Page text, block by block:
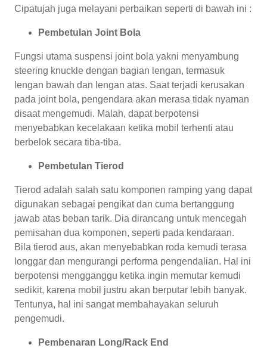
Cipatujah juga melayani perbaikan seperti di bawah ini :
Pembetulan Joint Bola
Fungsi utama suspensi joint bola yakni menyambung
steering knuckle dengan bagian lengan, termasuk
lengan bawah dan lengan atas. Saat terjadi kerusakan
pada joint bola, pengendara akan merasa tidak nyaman
disaat mengemudi. Malah, dapat berpotensi
menyebabkan kecelakaan ketika mobil terhenti atau
berbelok secara tiba-tiba.
Pembetulan Tierod
Tierod adalah salah satu komponen ramping yang dapat
digunakan sebagai pengikat dan cuma bertanggung
jawab atas beban tarik. Dia dirancang untuk mencegah
pemisahan dua komponen, seperti pada kendaraan.
Bila tierod aus, akan menyebabkan roda kemudi terasa
longgar dan mengurangi performa pengendalian. Hal ini
berpotensi mengganggu ketika ingin memutar kemudi
sedikit, karena mobil justru akan berputar lebih banyak.
Tentunya, hal ini sangat membahayakan seluruh
pengemudi.
Pembenaran Long/Rack End